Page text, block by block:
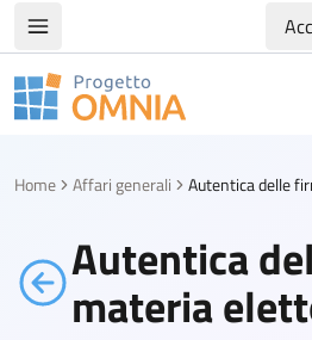
Apri/chiudi menù di navigazione
Progetto Omnia
Home Affari generali Autentica delle
Autentica
materia